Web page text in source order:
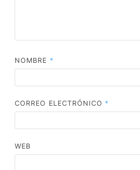
NOMBRE *
CORREO ELECTRÓNICO *
WEB